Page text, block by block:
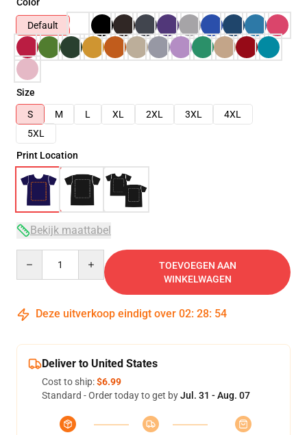
Default
Size
S
M L XL 2XL 3XL
4XL
5XL
Print Location
Bekijk maattabel
TOEVOEGEN AAN
WINKELWAGEN
Deze uitverkoop eindigt over 02: 28: 54
Deliver to United States
Cost to ship:$6.99
Standard - Order today to get byJul. 31 - Aug. 07